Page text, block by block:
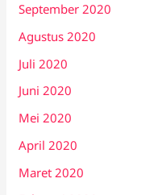
September 2020
Agustus 2020
Juli 2020
Juni 2020
Mei 2020
April 2020
Maret 2020